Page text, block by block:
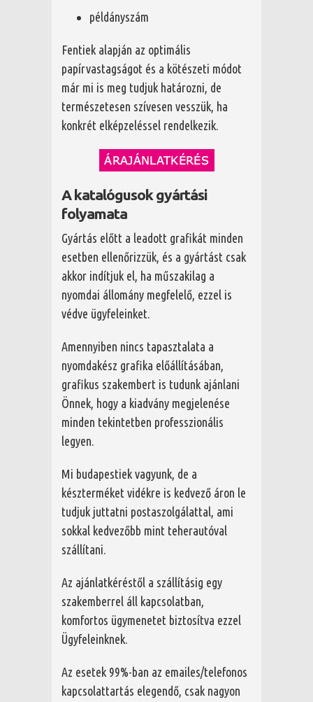
példányszám
Fentiek alapján az optimális
papírvastagságot és a kötészeti módot
már mi is meg tudjuk határozni, de
természetesen szívesen vesszük, ha
konkrét elképzeléssel rendelkezik.
A katalógusok gyártási
folyamata
Gyártás előtt a leadott grafikát minden
esetben ellenőrizzük, és a gyártást csak
akkor indítjuk el, ha műszakilag a
nyomdai állomány megfelelő, ezzel is
védve ügyfeleinket.
Amennyiben nincs tapasztalata a
nyomdakész grafika előállításában,
grafikus szakembert is tudunk ajánlani
Önnek, hogy a kiadvány megjelenése
minden tekintetben professzionális
legyen.
Mi budapestiek vagyunk, de a
készterméket vidékre is kedvező áron le
tudjuk juttatni postaszolgálattal, ami
sokkal kedvezőbb mint teherautóval
szállítani.
Az ajánlatkéréstől a szállításig egy
szakemberrel áll kapcsolatban,
komfortos ügymenetet biztosítva ezzel
Ügyfeleinknek.
Az esetek 99%-ban az emailes/telefonos
kapcsolattartás elegendő, csak nagyon